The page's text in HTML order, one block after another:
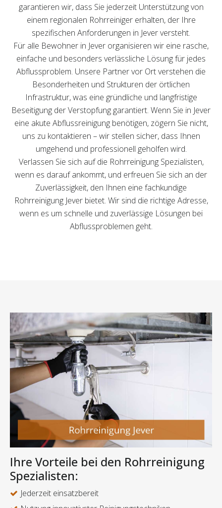
garantieren wir, dass Sie jederzeit Unterstützung von
einem regionalen Rohrreiniger erhalten, der Ihre
spezifischen Anforderungen in Jever versteht.
Für alle Bewohner in Jever organisieren wir eine rasche,
einfache und besonders verlässliche Lösung für jedes
Abflussproblem. Unsere Partner vor Ort verstehen die
Besonderheiten und Strukturen der örtlichen
Infrastruktur, was eine gründliche und langfristige
Beseitigung der Verstopfung garantiert. Wenn Sie in Jever
eine akute Abflussreinigung benötigen, zögern Sie nicht,
uns zu kontaktieren – wir stellen sicher, dass Ihnen
umgehend und professionell geholfen wird.
Verlassen Sie sich auf die Rohrreinigung Spezialisten,
wenn es darauf ankommt, und erfreuen Sie sich an der
Zuverlässigkeit, den Ihnen eine fachkundige
Rohrreinigung Jever bietet. Wir sind die richtige Adresse,
wenn es um schnelle und zuverlässige Lösungen bei
Abflussproblemen geht.
Ihre Vorteile bei den Rohrreinigung
Spezialisten:
Jederzeit einsatzbereit